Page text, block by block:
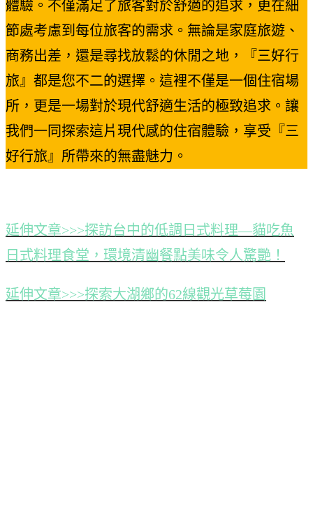
體驗。不僅滿足了旅客對於舒適的追求，更在細
節處考慮到每位旅客的需求。無論是家庭旅遊、
商務出差，還是尋找放鬆的休閒之地，『三好行
旅』都是您不二的選擇。這裡不僅是一個住宿場
所，更是一場對於現代舒適生活的極致追求。讓
我們一同探索這片現代感的住宿體驗，享受『三
好行旅』所帶來的無盡魅力。
延伸文章>>>探訪台中的低調日式料理—貓吃魚
日式料理食堂，環境清幽餐點美味令人驚艷！
延伸文章>>>探索大湖鄉的62線觀光草莓園